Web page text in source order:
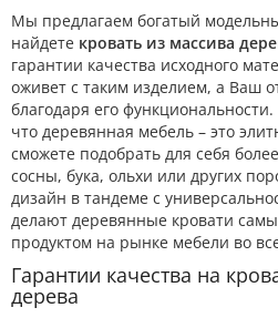
Мы предлагаем богатый
найдете кровать из массива
гарантии качества исходного
оживет с таким изделием, а Ваш
благодаря его
что деревянная мебель – это
сможете подобрать для себя
сосны, бука, ольхи или других
дизайн в тандеме с
делают деревянные кровати
продуктом на рынке мебели во
Гарантии качества на
дерева